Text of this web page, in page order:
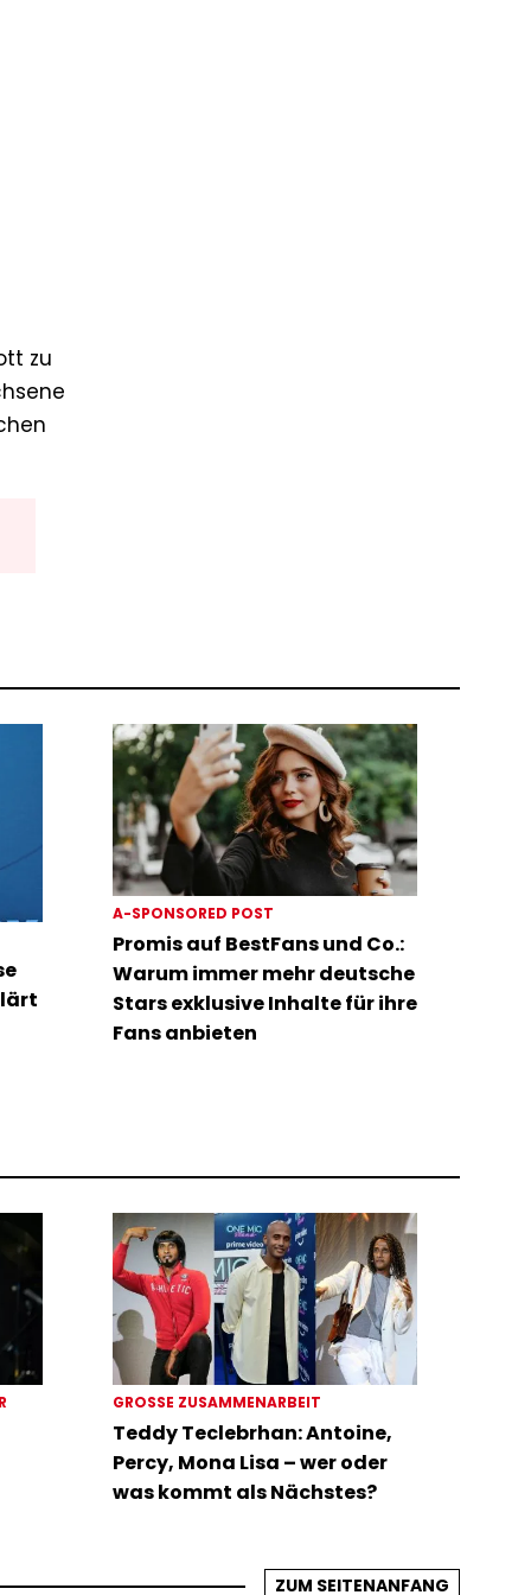
zu
A-SPONSORED POST
Promis auf BestFans und Co.:
Warum immer mehr deutsche
Stars exklusive Inhalte für ihre
Fans anbieten
GROSSE ZUSAMMENARBEIT
Teddy Teclebrhan: Antoine,
Percy, Mona Lisa – wer oder
was kommt als Nächstes?
ZUM SEITENANFANG